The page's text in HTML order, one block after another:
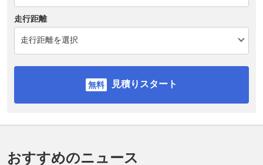
走行距離
見積りスタート
おすすめのニュース